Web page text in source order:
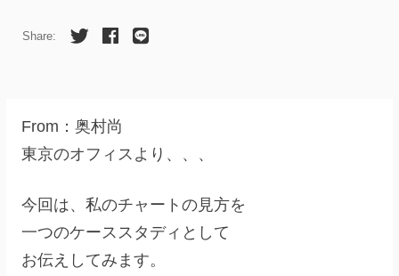
Share:
From：奥村尚
東京のオフィスより、、、
今回は、私のチャートの見方を
一つのケーススタディとして
お伝えしてみます。